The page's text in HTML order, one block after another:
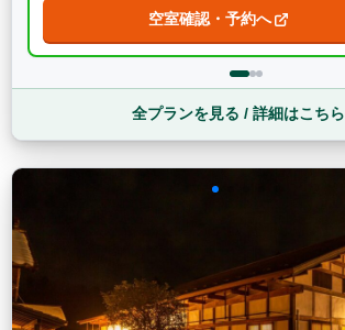
空室確認・予約へ
全プランを見る / 詳細はこちら